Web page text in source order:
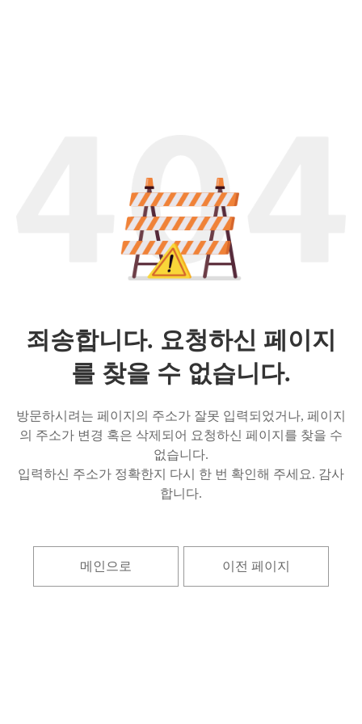
죄송합니다. 요청하신 페이지
를 찾을 수 없습니다.
방문하시려는 페이지의 주소가 잘못 입력되었거나, 페이지
의 주소가 변경 혹은 삭제되어 요청하신 페이지를 찾을 수
없습니다.
입력하신 주소가 정확한지 다시 한 번 확인해 주세요. 감사
합니다.
메인으로 이전 페이지